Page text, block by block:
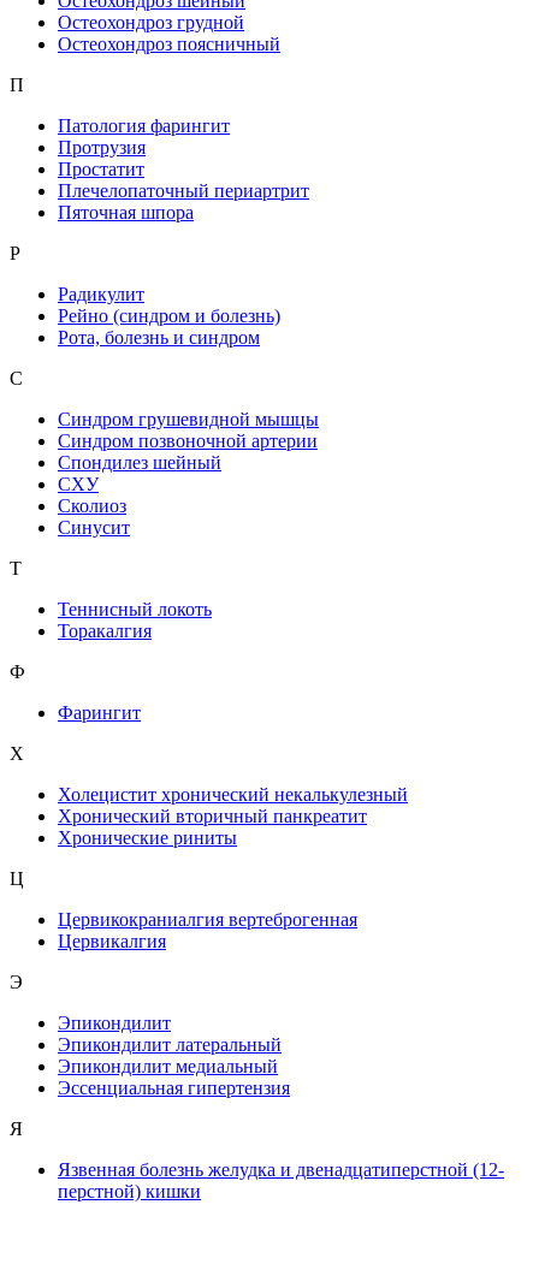
Остеохондроз грудной
Остеохондроз поясничный
П
Патология фарингит
Протрузия
Простатит
Плечелопаточный периартрит
Пяточная шпора
Р
Радикулит
Рейно (синдром и болезнь)
Рота, болезнь и синдром
С
Синдром грушевидной мышцы
Синдром позвоночной артерии
Спондилез шейный
СХУ
Сколиоз
Синусит
Т
Теннисный локоть
Торакалгия
Ф
Фарингит
X
Холецистит хронический некалькулезный
Хронический вторичный панкреатит
Хронические риниты
Ц
Цервикокраниалгия вертеброгенная
Цервикалгия
Э
Эпикондилит
Эпикондилит латеральный
Эпикондилит медиальный
Эссенциальная гипертензия
Я
Язвенная болезнь желудка и двенадцатиперстной (12-
перстной) кишки